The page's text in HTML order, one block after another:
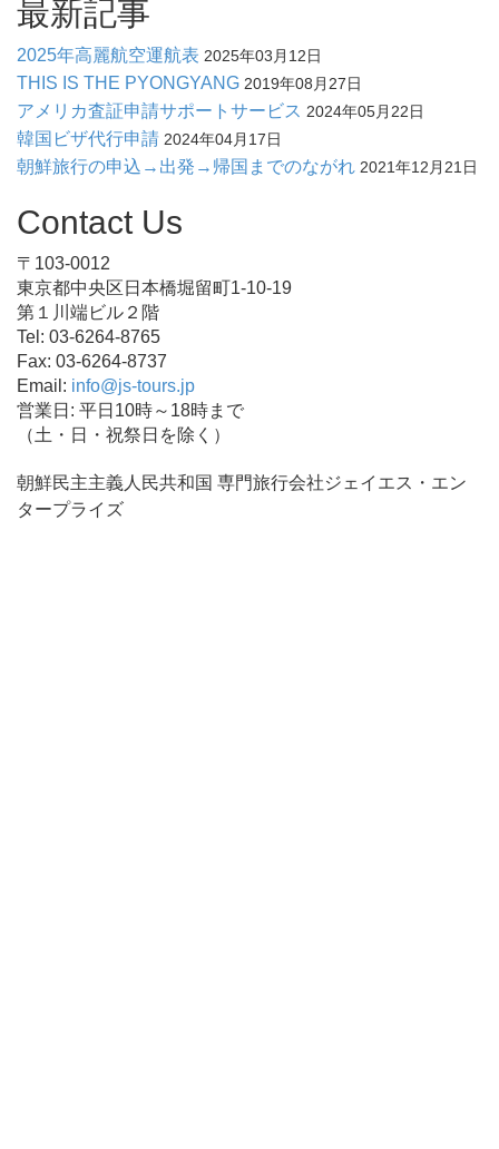
最新記事
2025年高麗航空運航表 2025年03月12日
THIS IS THE PYONGYANG 2019年08月27日
アメリカ査証申請サポートサービス 2024年05月22日
韓国ビザ代行申請 2024年04月17日
朝鮮旅行の申込→出発→帰国までのながれ 2021年12月21日
Contact Us
〒103-0012
東京都中央区日本橋堀留町1-10-19
第１川端ビル２階
Tel: 03-6264-8765
Fax: 03-6264-8737
Email: info@js-tours.jp
営業日: 平日10時～18時まで
（土・日・祝祭日を除く）
朝鮮民主主義人民共和国 専門旅行会社ジェイエス・エン
タープライズ